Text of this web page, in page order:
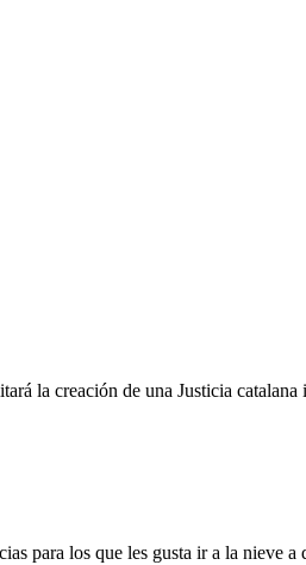
la creación de una Justicia catalana
para los que les gusta ir a la nieve